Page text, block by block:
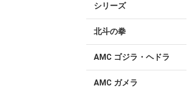
シリーズ
北斗の拳
AMC ゴジラ・ヘドラ
AMC ガメラ